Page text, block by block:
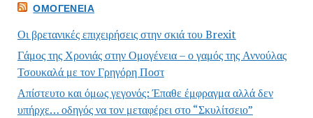
ΟΜΟΓΈΝΕΙΑ
Οι βρετανικές επιχειρήσεις στην σκιά του Brexit
Γάμος της Χρονιάς στην Ομογένεια – ο γαμός της Αννούλας
Τσουκαλά με τον Γρηγόρη Ποστ
Απίστευτο και όμως γεγονός: Έπαθε έμφραγμα αλλά δεν
υπήρχε… οδηγός να τον μεταφέρει στο “Σκυλίτσειο”